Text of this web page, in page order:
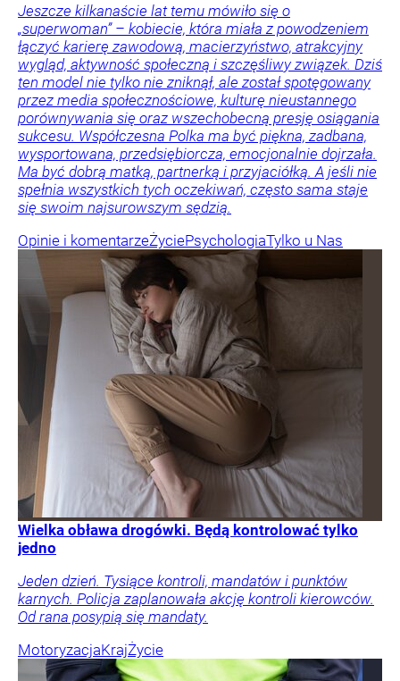
Jeszcze kilkanaście lat temu mówiło się o
„superwoman” – kobiecie, która miała z powodzeniem
łączyć karierę zawodową, macierzyństwo, atrakcyjny
wygląd, aktywność społeczną i szczęśliwy związek. Dziś
ten model nie tylko nie zniknął, ale został spotęgowany
przez media społecznościowe, kulturę nieustannego
porównywania się oraz wszechobecną presję osiągania
sukcesu. Współczesna Polka ma być piękna, zadbana,
wysportowana, przedsiębiorcza, emocjonalnie dojrzała.
Ma być dobrą matką, partnerką i przyjaciółką. A jeśli nie
spełnia wszystkich tych oczekiwań, często sama staje
się swoim najsurowszym sędzią.
Opinie i komentarzeŻyciePsychologiaTylko u Nas
Wielka obława drogówki. Będą kontrolować tylko
jedno
Jeden dzień. Tysiące kontroli, mandatów i punktów
karnych. Policja zaplanowała akcję kontroli kierowców.
Od rana posypią się mandaty.
MotoryzacjaKrajŻycie